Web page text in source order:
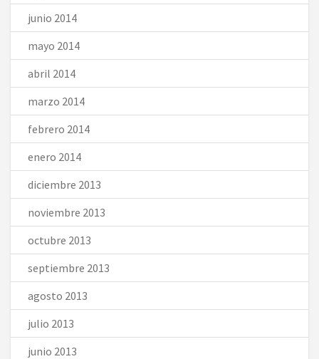
junio 2014
mayo 2014
abril 2014
marzo 2014
febrero 2014
enero 2014
diciembre 2013
noviembre 2013
octubre 2013
septiembre 2013
agosto 2013
julio 2013
junio 2013